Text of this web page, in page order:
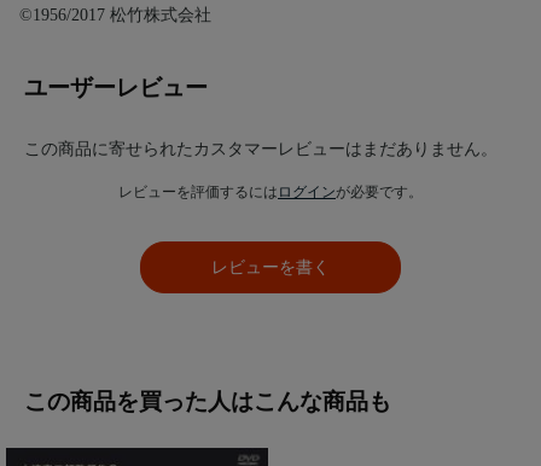
©1956/2017 松竹株式会社
ユーザーレビュー
この商品に寄せられたカスタマーレビューはまだありません。
レビューを評価するには ログインが必要です。
レビューを書く
この商品を買った人はこんな商品も